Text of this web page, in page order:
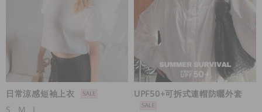
日常涼感短袖上衣
S
M L
UPF50+可拆式連帽防曬外套